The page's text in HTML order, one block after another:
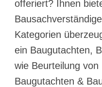
offeriert? Ihnen
Kategorien
ein Baugutachten,
wie Beurteilung von
Baugutachten &